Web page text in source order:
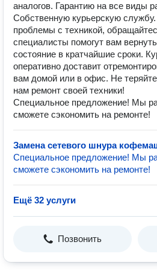
аналогов. Гарантию на все виды
Собственную курьерскую
проблемы с техникой,
специалисты помогут вам
состояние в кратчайшие сроки.
оперативно доставит
вам домой или в офис. Не
нам ремонт своей техники!
Специальное предложение! Мы
сможете сэкономить на ремонте!
Замена сетевого шнура
Специальное предложение! Мы
сможете сэкономить на ремонте!
Ещё 32 услуги
Позвонить